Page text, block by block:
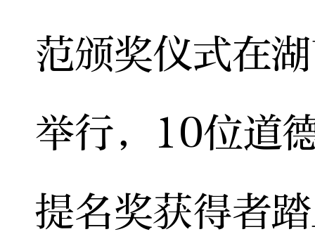
范颁奖仪式在
举行，10位道
提名奖获得者